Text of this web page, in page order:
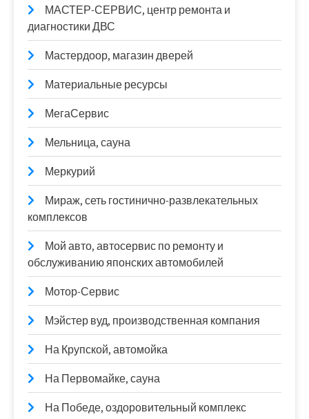
МАСТЕР-СЕРВИС, центр ремонта и
диагностики ДВС
Мастердоор, магазин дверей
Материальные ресурсы
МегаСервис
Мельница, сауна
Меркурий
Мираж, сеть гостинично-развлекательных
комплексов
Мой авто, автосервис по ремонту и
обслуживанию японских автомобилей
Мотор-Сервис
Мэйстер вуд, производственная компания
На Крупской, автомойка
На Первомайке, сауна
На Победе, оздоровительный комплекс